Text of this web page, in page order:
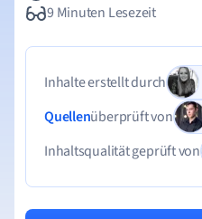
9 Minuten Lesezeit
Inhalte erstellt durch
Quellenüberprüft von
Inhaltsqualität geprüft von